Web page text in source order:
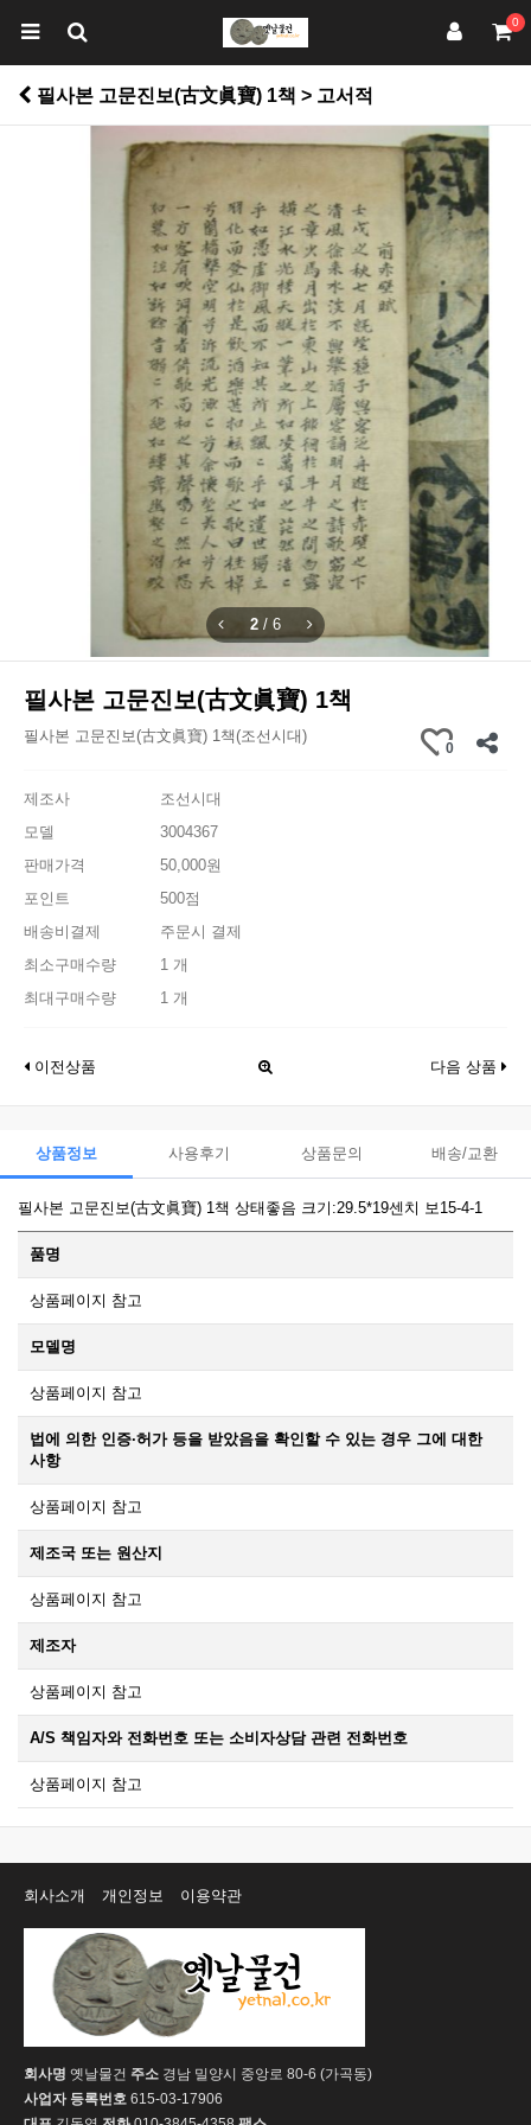
0
필사본 고문진보(古文眞寶) 1책 > 고서적
2 / 6
필사본 고문진보(古文眞寶) 1책
필사본 고문진보(古文眞寶) 1책(조선시대)
0
제조사
조선시대
모델
3004367
판매가격
50,000원
포인트
500점
배송비결제
주문시 결제
최소구매수량
1 개
최대구매수량
1 개
이전상품 다음 상품
상품정보 사용후기 상품문의 배송/교환
필사본 고문진보(古文眞寶) 1책 상태좋음 크기:29.5*19센치 보15-4-1
품명
상품페이지 참고
모델명
상품페이지 참고
법에 의한 인증·허가 등을 받았음을 확인할 수 있는 경우 그에 대한
사항
상품페이지 참고
제조국 또는 원산지
상품페이지 참고
제조자
상품페이지 참고
A/S 책임자와 전화번호 또는 소비자상담 관련 전화번호
상품페이지 참고
회사소개 개인정보 이용약관
회사명 옛날물건 주소 경남 밀양시 중앙로 80-6 (가곡동)
사업자 등록번호 615-03-17906